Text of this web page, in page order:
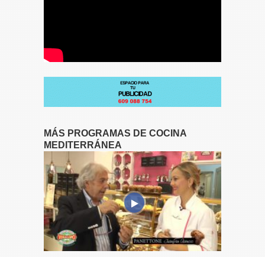
MÁS PROGRAMAS DE COCINA
MEDITERRÁNEA